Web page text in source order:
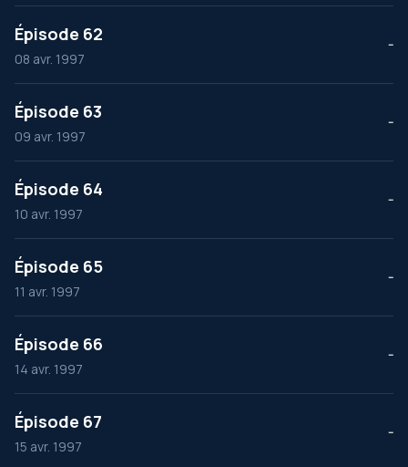
Épisode 62
08 avr. 1997
--
Épisode 63
09 avr. 1997
--
Épisode 64
10 avr. 1997
--
Épisode 65
11 avr. 1997
--
Épisode 66
14 avr. 1997
--
Épisode 67
15 avr. 1997
--